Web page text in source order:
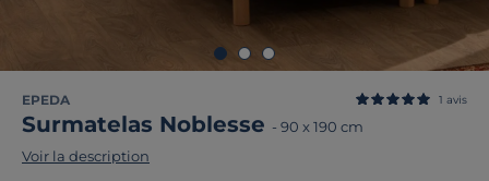
EPEDA
Surmatelas Noblesse - 90 x 190 cm
1 avis
Voir la description